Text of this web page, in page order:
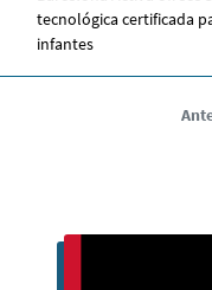
tecnológica certificada
infantes